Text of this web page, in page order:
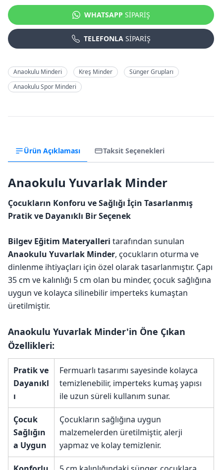
WHATSAPP SİPARİŞ
TELEFONLA SİPARİŞ
Anaokulu Minderi Kreş Minder
Sünger Grupları
Anaokulu Spor Minderi
Ürün Açıklaması Taksit Seçenekleri
Anaokulu Yuvarlak Minder
Çocukların Konforu ve Sağlığı İçin Tasarlanmış
Pratik ve Dayanıklı Bir Seçenek
Bilgev Eğitim Materyalleri tarafından sunulan
Anaokulu Yuvarlak Minder, çocukların oturma ve
dinlenme ihtiyaçları için özel olarak tasarlanmıştır. Çapı
35 cm ve kalınlığı 5 cm olan bu minder, çocuk sağlığına
uygun ve kolayca silinebilir imperteks kumaştan
üretilmiştir.
Anaokulu Yuvarlak Minder'in Öne Çıkan
Özellikleri:
Pratik ve
Dayanıkl
ı
Fermuarlı tasarımı sayesinde kolayca
temizlenebilir, imperteks kumaş yapısı
ile uzun süreli kullanım sunar.
Çocuk
Sağlığın
a Uygun
Çocukların sağlığına uygun
malzemelerden üretilmiştir, alerji
yapmaz ve kolay temizlenir.